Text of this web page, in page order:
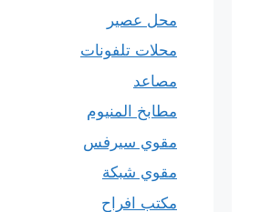
محل عصير
محلات تلفونات
مصاعد
مطابخ المنيوم
مقوي سيرفس
مقوي شبكة
مكتب افراح